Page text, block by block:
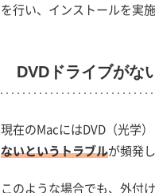
を行い、インストールを実施
DVDドライブがな
現在のMacにはDVD（光学
ないというトラブルが頻発し
このような場合でも、外付